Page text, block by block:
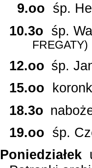
9.oo śp.
10.3o śp.
FREGATY)
12.oo śp.
15.oo
18.3o
19.oo śp.
Poniedziałek